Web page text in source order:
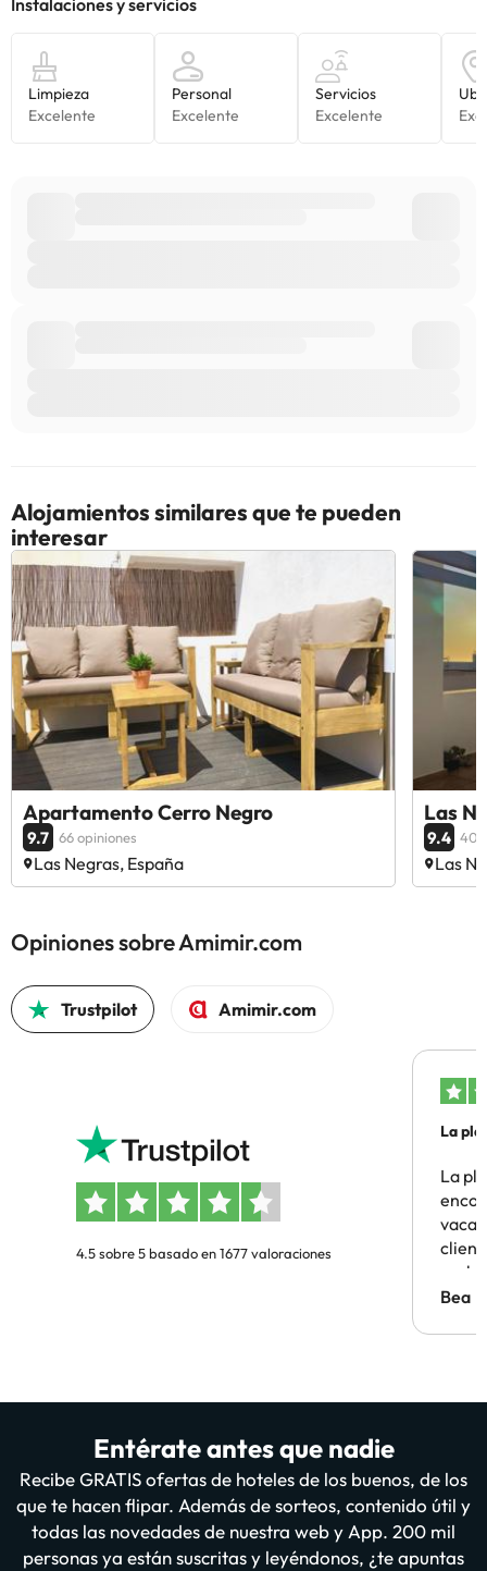
Alojamientos similares que te pueden
interesar
Apartamento Cerro Negro
9.7 66 opiniones
Las Negras, España
Las
9.4 40
Las
Opiniones sobre Amimir.com
Trustpilot Amimir.com
4.5 sobre 5 basado en 1677 valoraciones
La
La
Bea
Entérate antes que nadie
Recibe GRATIS ofertas de hoteles de los buenos, de los
que te hacen flipar. Además de sorteos, contenido útil y
todas las novedades de nuestra web y App. 200 mil
personas ya están suscritas y leyéndonos, ¿te apuntas